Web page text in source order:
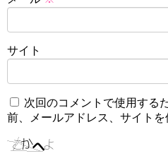
サイト
次回のコメントで使用する
前、メールアドレス、サイトを